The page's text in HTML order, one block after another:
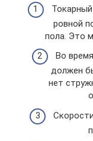
ровной
пола. Это
Во
должен
нет